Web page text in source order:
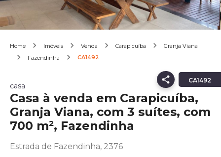
Home Imóveis Venda Carapicuíba
Granja Viana
Fazendinha
CA1492
CA1492
casa
Casa à venda em Carapicuíba,
Granja Viana, com 3 suítes, com
700 m², Fazendinha
Estrada de Fazendinha, 2376